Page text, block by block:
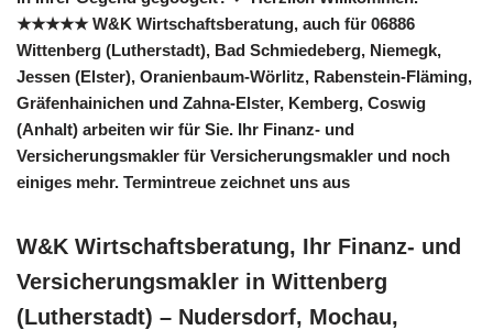
★★★★★ W&K Wirtschaftsberatung, auch für 06886
Wittenberg (Lutherstadt), Bad Schmiedeberg, Niemegk,
Jessen (Elster), Oranienbaum-Wörlitz, Rabenstein-Fläming,
Gräfenhainichen und Zahna-Elster, Kemberg, Coswig
(Anhalt) arbeiten wir für Sie. Ihr Finanz- und
Versicherungsmakler für Versicherungsmakler und noch
einiges mehr. Termintreue zeichnet uns aus
W&K Wirtschaftsberatung, Ihr Finanz- und
Versicherungsmakler in Wittenberg
(Lutherstadt) – Nudersdorf, Mochau,